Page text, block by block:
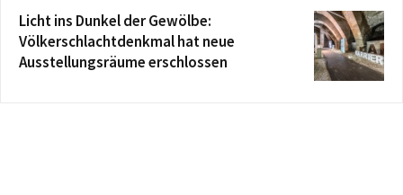
Licht ins Dunkel der Gewölbe:
Völkerschlachtdenkmal hat neue
Ausstellungsräume erschlossen